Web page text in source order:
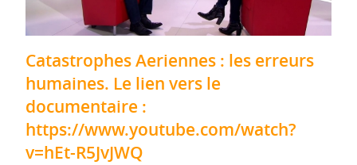
Catastrophes Aeriennes : les erreurs
humaines. Le lien vers le
documentaire :
https://www.youtube.com/watch?
v=hEt-R5JvJWQ